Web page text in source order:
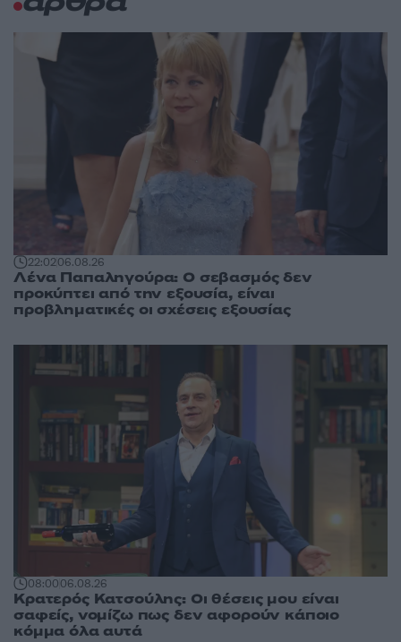
22:0206.08.26
Λένα Παπαληγούρα: Ο σεβασμός δεν
προκύπτει από την εξουσία, είναι
προβληματικές οι σχέσεις εξουσίας
08:0006.08.26
Κρατερός Κατσούλης: Οι θέσεις μου είναι
σαφείς, νομίζω πως δεν αφορούν κάποιο
κόμμα όλα αυτά